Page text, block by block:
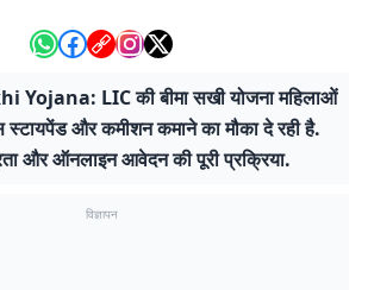
Yojana: LIC की बीमा सखी योजना महिलाओं
स्टायपेंड और कमीशन कमाने का मौका दे रही है.
और ऑनलाइन आवेदन की पूरी प्रक्रिया.
विज्ञापन